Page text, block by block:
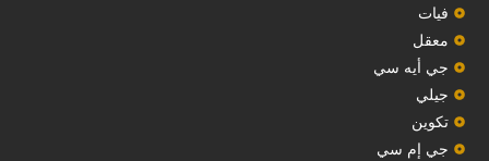
فيات
معقل
‏جي أيه سي‏
جيلي
‏تكوين‏
جي إم سي